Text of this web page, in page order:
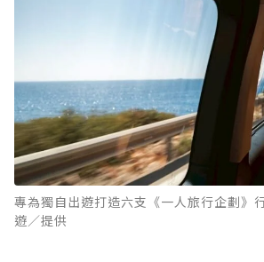
專為獨自出遊打造六支《一人旅行企劃
遊／提供